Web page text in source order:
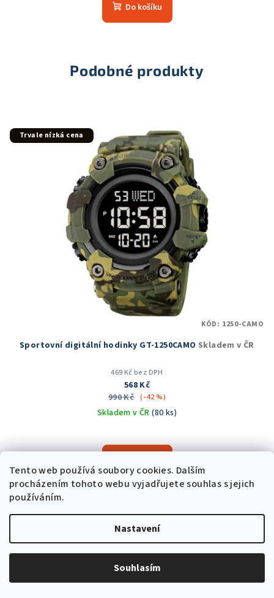
Tento web používá soubory cookies. Dalším
procházením tohoto webu vyjadřujete souhlas s jejich
používáním.
Nastavení
Souhlasím
Do košíku
Podobné produkty
Trvale nízká cena
Sportovní digitální hodinky GT-1250CAMO Skladem v ČR
469 Kč bez DPH
568 Kč
990 Kč (–42 %)
Skladem v ČR(80 ks)
hodnocení
je
5,0
hvězdiček.
KÓD: 1250-CAMO